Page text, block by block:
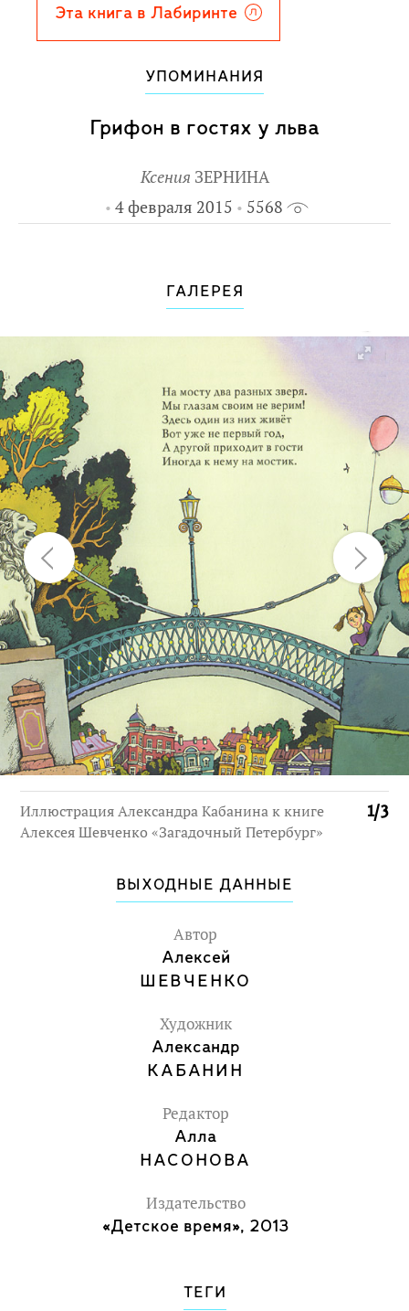
Поэт и художник с благодарностью
помнят тех, кто более двадцати лет
назад стоял у истоков этой книги, тех,
кто вдохновил авторов на её создание:
писателя Андрея Ефремова,
Эта книга в Лабиринте
УПОМИНАНИЯ
Грифон в гостях у льва
Ксения ЗЕРНИНА
4 февраля 2015
5568
ГАЛЕРЕЯ
1/3
Иллюстрация Александра Кабанина к книге
Алексея Шевченко «Загадочный Петербург»
ВЫХОДНЫЕ ДАННЫЕ
Автор
Алексей
ШЕВЧЕНКО
Художник
Александр
КАБАНИН
Редактор
Алла
НАСОНОВА
Издательство
«Детское время», 2013
ТЕГИ